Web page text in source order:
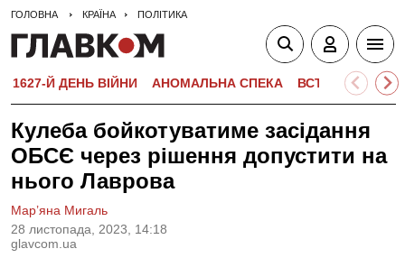
ГОЛОВНА КРАЇНА ПОЛІТИКА
1627-Й ДЕНЬ ВІЙНИ АНОМАЛЬНА СПЕКА ВСТУПНА
Кулеба бойкотуватиме засідання
ОБСЄ через рішення допустити на
нього Лаврова
28 листопада, 2023, 14:18
glavcom.ua
Мар’яна Мигаль